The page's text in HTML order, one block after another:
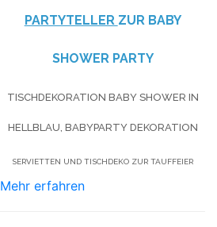
PARTYTELLER ZUR BABY
SHOWER PARTY
TISCHDEKORATION BABY SHOWER IN
HELLBLAU, BABYPARTY DEKORATION
SERVIETTEN UND TISCHDEKO ZUR TAUFFEIER
Mehr erfahren